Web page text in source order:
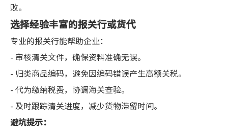
败。
选择经验丰富的报关行或货代
专业的报关行能帮助企业：
- 审核清关文件，确保资料准确无误。
- 归类商品编码，避免因编码错误产生高额关税。
- 代为缴纳税费，协调海关查验。
- 及时跟踪清关进度，减少货物滞留时间。
避坑提示：